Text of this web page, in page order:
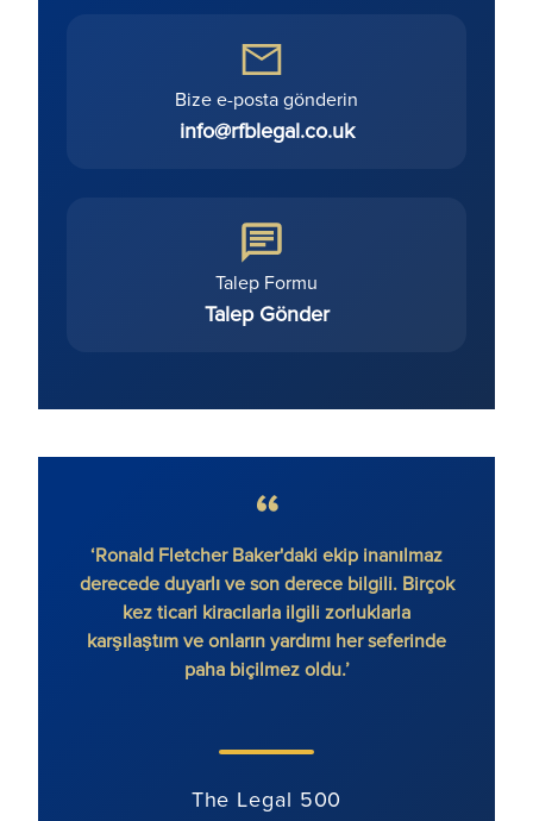
Bize e-posta gönderin
info@rfblegal.co.uk
Talep Formu
Talep Gönder
‘Ronald Fletcher Baker'daki ekip inanılmaz
derecede duyarlı ve son derece bilgili. Birçok
kez ticari kiracılarla ilgili zorluklarla
karşılaştım ve onların yardımı her seferinde
paha biçilmez oldu.’
The Legal 500